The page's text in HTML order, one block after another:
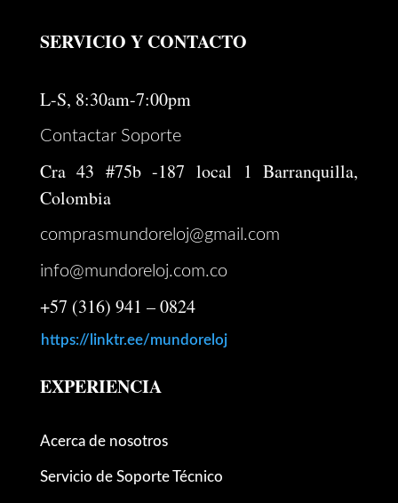
SERVICIO Y CONTACTO
L-S, 8:30am-7:00pm
Contactar Soporte
Cra 43 #75b -187 local 1 Barranquilla,
Colombia
comprasmundoreloj@gmail.com
info@mundoreloj.com.co
+57 (316) 941 – 0824
https://linktr.ee/mundoreloj
EXPERIENCIA
Acerca de nosotros
Servicio de Soporte Técnico